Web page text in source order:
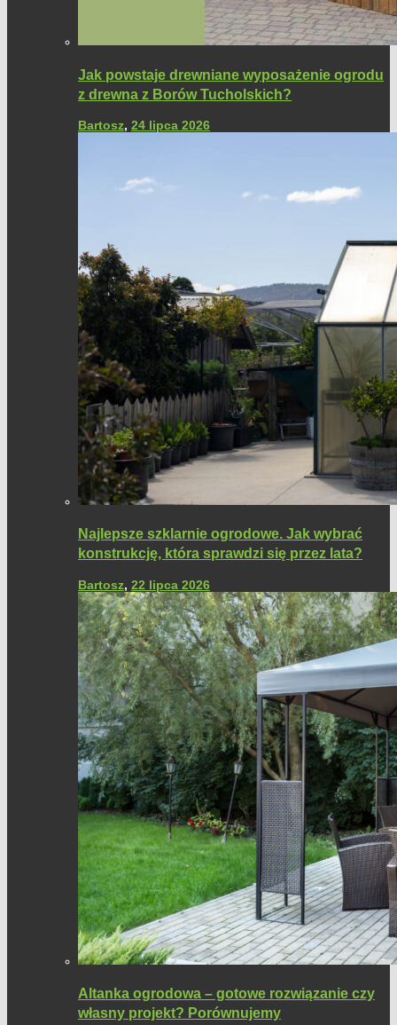
Jak powstaje drewniane wyposażenie ogrodu
z drewna z Borów Tucholskich?
Bartosz, 24 lipca 2026
Najlepsze szklarnie ogrodowe. Jak wybrać
konstrukcję, która sprawdzi się przez lata?
Bartosz, 22 lipca 2026
Altanka ogrodowa – gotowe rozwiązanie czy
własny projekt? Porównujemy